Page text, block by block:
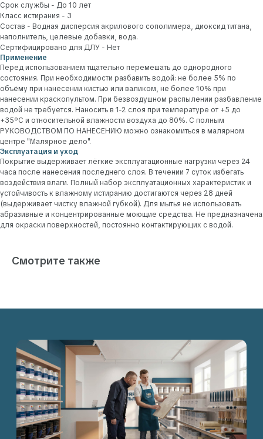
Срок службы - До 10 лет
Класс истирания - 3
Состав - Водная дисперсия акрилового сополимера, диоксид титана,
наполнитель, целевые добавки, вода.
Сертифицировано для ДЛУ - Нет
Применение
Перед использованием тщательно перемешать до однородного
состояния. При необходимости разбавить водой: не более 5% по
объёму при нанесении кистью или валиком, не более 10% при
нанесении краскопультом. При безвоздушном распылении разбавление
водой не требуется. Наносить в 1-2 слоя при температуре от +5 до
+35ºС и относительной влажности воздуха до 80%. С полным
РУКОВОДСТВОМ ПО НАНЕСЕНИЮ можно ознакомиться в малярном
центре "Малярное дело".
Эксплуатация и уход
Покрытие выдерживает лёгкие эксплуатационные нагрузки через 24
часа после нанесения последнего слоя. В течении 7 суток избегать
воздействия влаги. Полный набор эксплуатационных характеристик и
устойчивость к влажному истиранию достигаются через 28 дней
(выдерживает чистку влажной губкой). Для мытья не использовать
абразивные и концентрированные моющие средства. Не предназначена
для окраски поверхностей, постоянно контактирующих с водой.
Смотрите также
Наши эксперты всегда готовы
помочь
Нам можно доверить всё. От выбора материалов
и колеровки, до поставки заказа на объект
и консультации по всем вопросам.
+7
Я даю согласие на обработку моих персональных
данных в соответствии с Политикой обработки
персональных данных.
Я даю согласие на получение писем и звонков от ООО
«МАЛЯРНОЕ ДЕЛО» на указанные мною контактные
6, помещение 601
+7 903 156-47-66
Пн-Пт: с 10:00 до 18:00
Сб-Вс: выходной
sales@maliarnoe-delo.ru